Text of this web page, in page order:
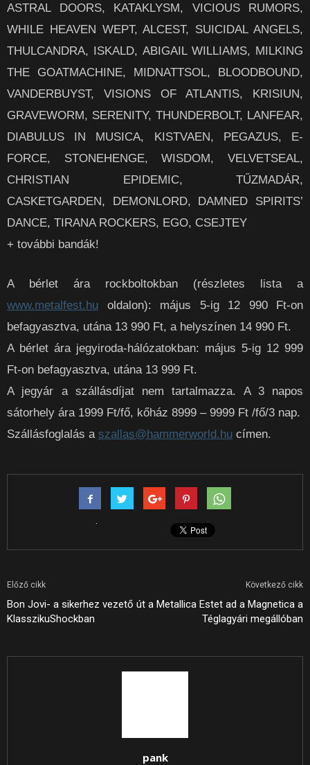
ASTRAL DOORS, KATAKLYSM, VICIOUS RUMORS,
WHILE HEAVEN WEPT, ALCEST, SUICIDAL ANGELS,
THULCANDRA, ISKALD, ABIGAIL WILLIAMS, MILKING
THE GOATMACHINE, MIDNATTSOL, BLOODBOUND,
VANDERBUYST, VISIONS OF ATLANTIS, KRISIUN,
GRAVEWORM, SERENITY, THUNDERBOLT, LANFEAR,
DIABULUS IN MUSICA, KISTVAEN, PEGAZUS, E-
FORCE, STONEHENGE, WISDOM, VELVETSEAL,
CHRISTIAN EPIDEMIC, TŰZMADÁR,
CASKETGARDEN, DEMONLORD, DAMNED SPIRITS’
DANCE, TIRANA ROCKERS, EGO, CSEJTEY
+ további bandák!
A bérlet ára rockboltokban (részletes lista a
www.metalfest.hu oldalon): május 5-ig 12 990 Ft-on
befagyasztva, utána 13 990 Ft, a helyszínen 14 990 Ft.
A bérlet ára jegyiroda-hálózatokban: május 5-ig 12 999
Ft-on befagyasztva, utána 13 999 Ft.
A jegyár a szállásdíjat nem tartalmazza. A 3 napos
sátorhely ára 1999 Ft/fő, kőház 8999 – 9999 Ft /fő/3 nap.
Szállásfoglalás a szallas@hammerworld.hu címen.
Előző cikk
Bon Jovi- a sikerhez vezető út a
KlasszikuShockban
Következő cikk
Metallica Estet ad a Magnetica a
Téglagyári megállóban
pank